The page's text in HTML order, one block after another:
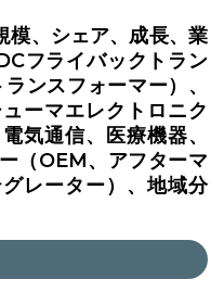
模、シェア、成長、業
フライバックトラン
ンスフォーマー）、
ーマエレクトロニク
気通信、医療機器、
（OEM、アフターマ
レーター）、地域分